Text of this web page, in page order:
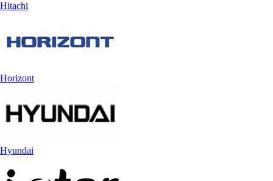
Hitachi
Horizont
Hyundai